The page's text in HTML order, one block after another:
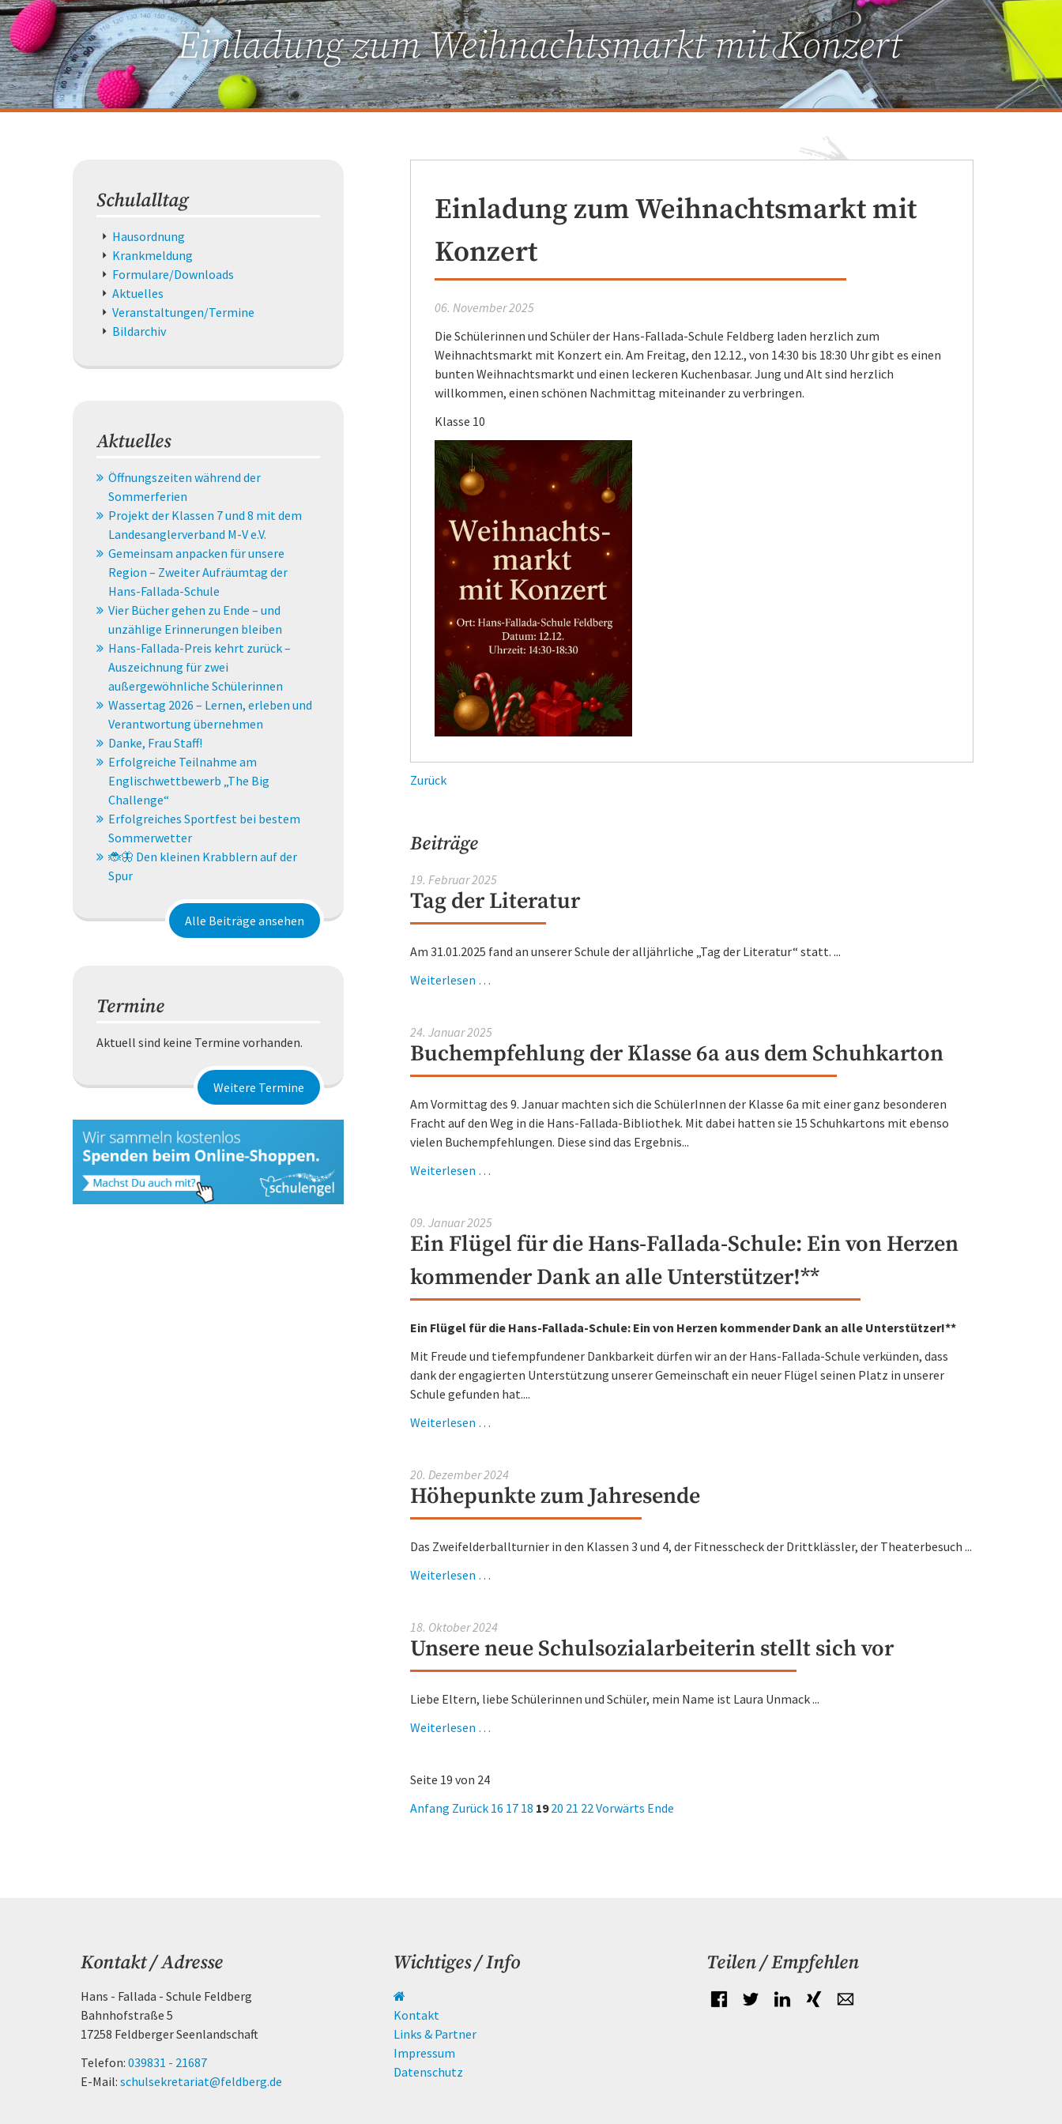
Einladung zum Weihnachtsmarkt mit Konzert
Einladung zum Weihnachtsmarkt mit
Konzert
06. November 2025
Die Schülerinnen und Schüler der Hans-Fallada-Schule Feldberg laden herzlich zum
Weihnachtsmarkt mit Konzert ein. Am Freitag, den 12.12., von 14:30 bis 18:30 Uhr gibt es einen
bunten Weihnachtsmarkt und einen leckeren Kuchenbasar. Jung und Alt sind herzlich
willkommen, einen schönen Nachmittag miteinander zu verbringen.
Klasse 10
Zurück
Beiträge
19. Februar 2025
Tag der Literatur
Am 31.01.2025 fand an unserer Schule der alljährliche „Tag der Literatur“ statt. ...
Weiterlesen …Tag
24. Januar 2025
Buchempfehlung der Klasse 6a aus dem Schuhkarton
Am Vormittag des 9. Januar machten sich die SchülerInnen der Klasse 6a mit einer ganz besonderen
Fracht auf den Weg in die Hans-Fallada-Bibliothek. Mit dabei hatten sie 15 Schuhkartons mit ebenso
vielen Buchempfehlungen. Diese sind das Ergebnis...
Weiterlesen …Buchempfehlung
6a
aus
dem
Schuhkarton
09. Januar 2025
Ein Flügel für die Hans-Fallada-Schule: Ein von Herzen
kommender Dank an alle Unterstützer!**
Ein Flügel für die Hans-Fallada-Schule: Ein von Herzen kommender Dank an alle Unterstützer!**
Mit Freude und tiefempfundener Dankbarkeit dürfen wir an der Hans-Fallada-Schule verkünden, dass
dank der engagierten Unterstützung unserer Gemeinschaft ein neuer Flügel seinen Platz in unserer
Schule gefunden hat....
Weiterlesen …Ein
die
Hans-
Fallada-
Ein
Dank
an
alle
20. Dezember 2024
Höhepunkte zum Jahresende
Das Zweifelderballturnier in den Klassen 3 und 4, der Fitnesscheck der Drittklässler, der Theaterbesuch ...
Weiterlesen …Höhepunkte
18. Oktober 2024
Unsere neue Schulsozialarbeiterin stellt sich vor
Liebe Eltern, liebe Schülerinnen und Schüler, mein Name ist Laura Unmack ...
Weiterlesen …Unsere
stellt
sich
Seite 19 von 24
Anfang Zurück 16 17 18 19 20 21 22Vorwärts Ende
Schulalltag
Navigation
überspringen
Hausordnung
Krankmeldung
Formulare/Downloads
Aktuelles
Veranstaltungen/Termine
Bildarchiv
Aktuelles
Öffnungszeiten während der
Sommerferien
Projekt der Klassen 7 und 8 mit dem
Landesanglerverband M-V e.V.
Gemeinsam anpacken für unsere
Region – Zweiter Aufräumtag der
Hans-Fallada-Schule
Vier Bücher gehen zu Ende – und
unzählige Erinnerungen bleiben
Hans-Fallada-Preis kehrt zurück –
Auszeichnung für zwei
außergewöhnliche Schülerinnen
Wassertag 2026 – Lernen, erleben und
Verantwortung übernehmen
Danke, Frau Staff!
Erfolgreiche Teilnahme am
Englischwettbewerb „The Big
Challenge“
Erfolgreiches Sportfest bei bestem
Sommerwetter
🐞🦋 Den kleinen Krabblern auf der
Spur
Alle Beiträge ansehen
Termine
Aktuell sind keine Termine vorhanden.
Weitere Termine
Kontakt / Adresse
Hans - Fallada - Schule Feldberg
Bahnhofstraße 5
17258 Feldberger Seenlandschaft
Telefon: 039831 - 21687
E-Mail: schulsekretariat@feldberg.de
Wichtiges / Info
Navigation
überspringen
Kontakt
Links & Partner
Impressum
Datenschutz
Teilen / Empfehlen
FacebookTwitter LinkedInXing